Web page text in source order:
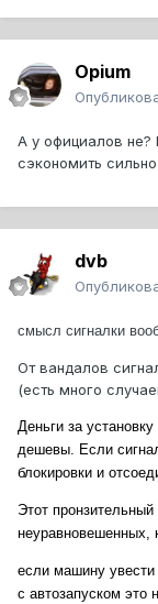
Opium
А у официалов не?
сэкономить
dvb
смысл сигналки
От вандалов
(есть много
Деньги за
дешевы. Если
блокировки и
Этот
неуравновешенных,
если машину
с автозапуском это